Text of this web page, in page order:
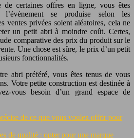
certaines offres en ligne, vous êtes
l’évènement se produise selon les
ventes privées soient aléatoires, cela ne
un petit abri à moindre coût. Certes,
comparative des prix du produit sur le
Une chose est sûre, le prix d’un petit
fonctionnalités.
abri préféré, vous êtes tenus de vous
Votre petite construction est destinée à
vous besoin d’un grand espace de
de ce que vous voulez offrir pour
de qualité : opter pour une marque